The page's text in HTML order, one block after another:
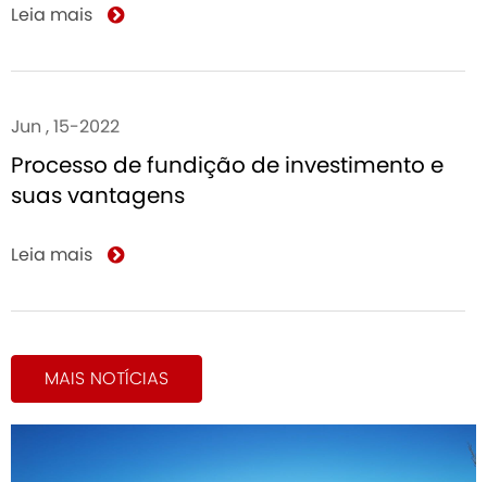
Leia mais
Jun , 15-2022
Processo de fundição de investimento e
suas vantagens
Leia mais
MAIS NOTÍCIAS